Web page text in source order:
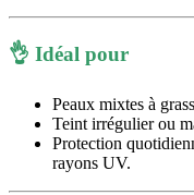
👌 Idéal pour
Peaux mixtes à
Teint irrégulier ou
Protection
rayons UV.